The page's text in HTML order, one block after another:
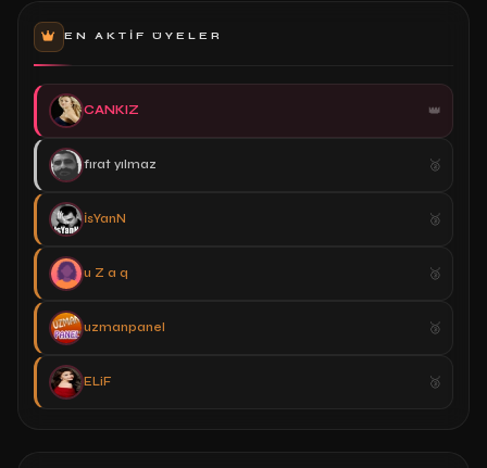
EN AKTIF ÜYELER
CANKIZ
fırat yılmaz
İsYanN
u Z a q
uzmanpanel
ELiF